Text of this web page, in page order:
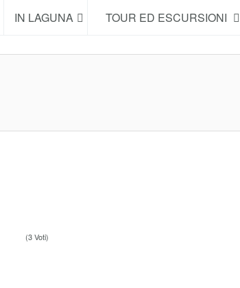
IN LAGUNA TOUR ED ESCURSIONI
(3 Voti)